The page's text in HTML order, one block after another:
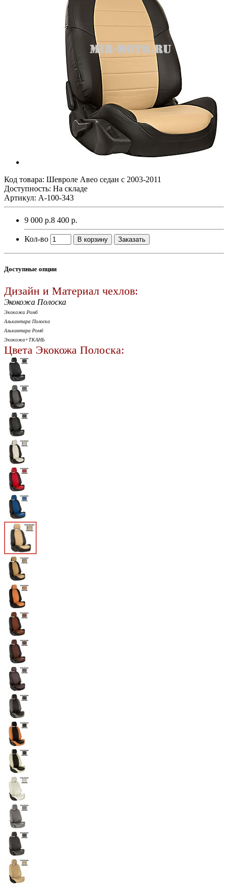
Код товара: Шевроле Авео седан с 2003-2011
Доступность: На складе
Артикул: A-100-343
9 000 р.8 400 р.
Кол-во В корзину Заказать
Доступные опции
Дизайн и Материал чехлов:
Экокожа Полоска
Экокожа Ромб
Алькантара Полоска
Алькантара Ромб
Экокожа+ТКАНЬ
Цвета Экокожа Полоска: